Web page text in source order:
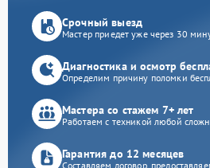
Срочный выезд
Мастер приедет уже через 30
Диагностика и осмотр
Определим причину поломки
Мастера со стажем 7+ лет
Работаем с техникой любой
Гарантия до 12 месяцев
Составляем договор,